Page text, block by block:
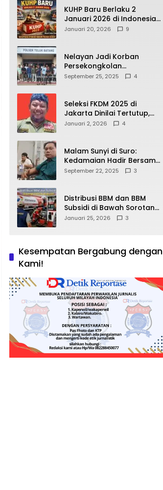
KUHP Baru Berlaku 2
Januari 2026 di Indonesia,
Apa Dampaknya bagi
Dipahami Publik
Januari 20, 2026 9
Nelayan Jadi Korban
Persekongkolan
Penyelewengan BBM
September 25, 2025 4
Seleksi FKDM 2025 di
Jakarta Dinilai Tertutup,
Transparansi
Januari 2, 2026 4
Malam Sunyi di Suro:
Kedamaian Hadir Bersama
Secangkir Kopi Hangat
September 22, 2025 3
Distribusi BBM dan BBM
Subsidi di Bawah Sorotan
Publik: Antara Kepentingan
Januari 25, 2026 3
Kesempatan Bergabung dengan
Kami!